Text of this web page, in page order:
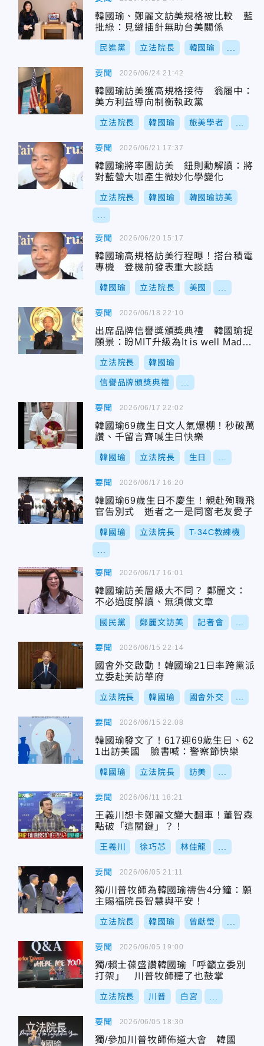
韓國瑜、鄭麗文訪美規格被比較 藍
批綠：見縫插針無助台美關係
民進黨 立法院長 韓國瑜
要聞
韓國瑜訪美獲高規格接待 翁履中：
美方利益導向制衡執政黨
立法院長 韓國瑜 旅美學者
2026/06/24 21:42
要聞
韓國瑜將率團訪美 鈕則勳解讀：將
對藍營大咖產生微妙化學變化
立法院長 韓國瑜 韓國瑜訪美
2026/06/21 17:37
要聞
韓國瑜高規格訪美行程曝！搭台積電
專機 登機前發表重大談話
韓國瑜 立法院長 美國
2026/06/20 15:17
要聞
出席品牌信譽獎頒獎典禮 韓國瑜提
願景：盼MIT升級為It is well Made i
n Taiwan
立法院長 韓國瑜
信譽品牌頒獎典禮
2026/06/18 22:10
要聞
韓國瑜69歲生日文人氣爆棚！秒破萬
讚、千留言齊喊生日快樂
韓國瑜 立法院長 生日
2026/06/17 22:02
要聞
韓國瑜69歲生日不慶生！親赴殉職飛
官告別式 逝者之一是同窗老友愛子
韓國瑜 立法院長 T-34C教練機
2026/06/17 16:20
要聞
韓國瑜訪美層級大不同？ 鄭麗文：
不必過度解讀、無須做文章
國民黨 鄭麗文訪美 記者會
2026/06/17 16:01
要聞
國會外交啟動！韓國瑜21日率跨黨派
立委赴美訪華府
立法院長 韓國瑜 國會外交
2026/06/15 22:14
要聞
韓國瑜發文了！617迎69歲生日、62
1出訪美國 臉書喊：警察節快樂
韓國瑜 立法院長 訪美
2026/06/15 22:08
要聞
王義川想卡鄭麗文變大翻車！董智森
點破「這關鍵」？！
王義川 徐巧芯 林佳龍
2026/06/11 18:21
要聞
獨/川普牧師為韓國瑜禱告4分鐘：願
主賜福院長智慧與平安！
立法院長 韓國瑜 曾獻瑩
2026/06/05 21:11
要聞
獨/賴士葆盛讚韓國瑜「呼籲立委別
打架」 川普牧師聽了也鼓掌
立法院長 川普 白宮
2026/06/05 19:00
要聞
獨/參加川普牧師佈道大會 韓國
2026/06/05 18:30